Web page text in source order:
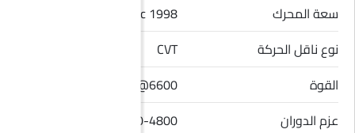
سعة المحرك
1998 cc
نوع ناقل الحركة
CVT
القوة
168Hp@6600
عزم الدوران
200Nm@4400-4800